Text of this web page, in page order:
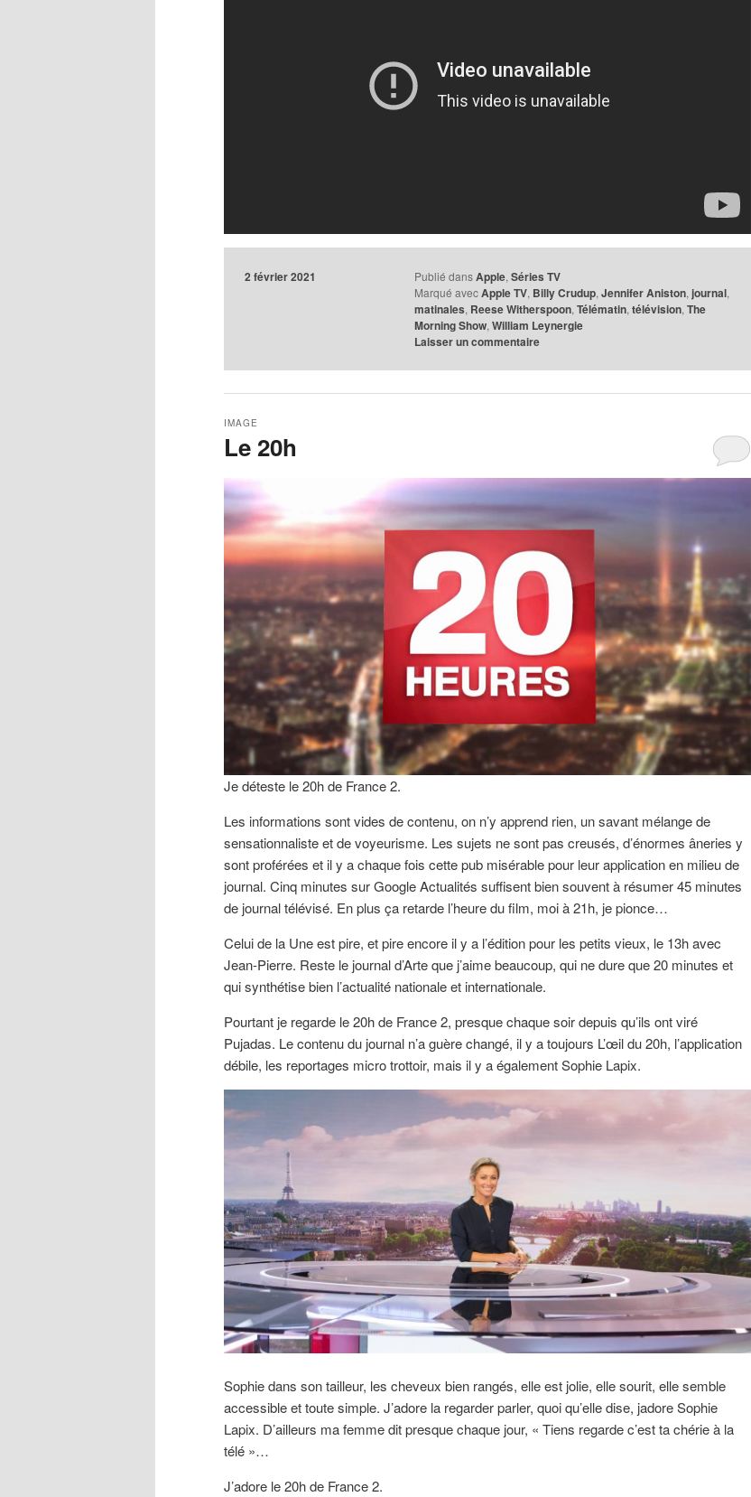
2 février 2021 Publié dans Apple,Séries TV
Marqué avec Apple TV, Billy Crudup,Jennifer Aniston,journal,
matinales, Reese Witherspoon,Télématin,télévision,The
Morning Show,William Leynergie
Laisser un commentaire
Le 20h
IMAGE
Je déteste le 20h de France 2.
Les informations sont vides de contenu, on n’y apprend rien, un savant mélange de
sensationnaliste et de voyeurisme. Les sujets ne sont pas creusés, d’énormes âneries y
sont proférées et il y a chaque fois cette pub misérable pour leur application en milieu de
journal. Cinq minutes sur Google Actualités suffisent bien souvent à résumer 45 minutes
de journal télévisé. En plus ça retarde l’heure du film, moi à 21h, je pionce…
Celui de la Une est pire, et pire encore il y a l’édition pour les petits vieux, le 13h avec
Jean-Pierre. Reste le journal d’Arte que j’aime beaucoup, qui ne dure que 20 minutes et
qui synthétise bien l’actualité nationale et internationale.
Pourtant je regarde le 20h de France 2, presque chaque soir depuis qu’ils ont viré
Pujadas. Le contenu du journal n’a guère changé, il y a toujours L’œil du 20h, l’application
débile, les reportages micro trottoir, mais il y a également Sophie Lapix.
Sophie dans son tailleur, les cheveux bien rangés, elle est jolie, elle sourit, elle semble
accessible et toute simple. J’adore la regarder parler, quoi qu’elle dise, jadore Sophie
Lapix. D’ailleurs ma femme dit presque chaque jour, « Tiens regarde c’est ta chérie à la
télé »…
J’adore le 20h de France 2.